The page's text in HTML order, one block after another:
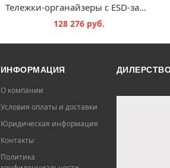
Тележки-органайзеры с ESD-защитой для ящиков для стеллажного хранения ESD SR.L.5214
128 276 руб.
ИНФОРМАЦИЯ
О компании
Условия оплаты и доставки
Юридическая информация
Контакты
Политика